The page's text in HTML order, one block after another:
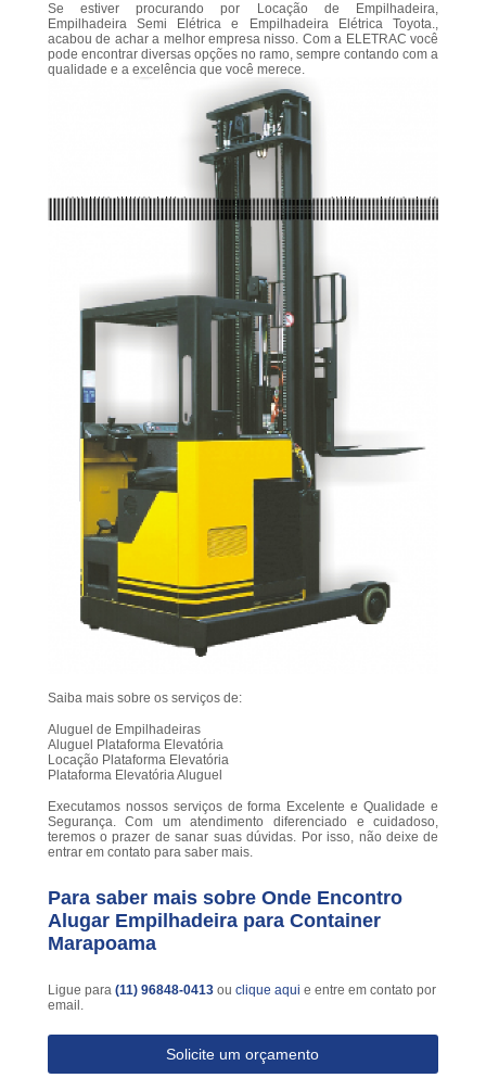
Se estiver procurando por Locação de Empilhadeira,
Empilhadeira Semi Elétrica e Empilhadeira Elétrica Toyota.,
acabou de achar a melhor empresa nisso. Com a ELETRAC você
pode encontrar diversas opções no ramo, sempre contando com a
qualidade e a excelência que você merece.
Saiba mais sobre os serviços de:
Aluguel de Empilhadeiras
Aluguel Plataforma Elevatória
Locação Plataforma Elevatória
Plataforma Elevatória Aluguel
Executamos nossos serviços de forma Excelente e Qualidade e
Segurança. Com um atendimento diferenciado e cuidadoso,
teremos o prazer de sanar suas dúvidas. Por isso, não deixe de
entrar em contato para saber mais.
Para saber mais sobre Onde Encontro
Alugar Empilhadeira para Container
Marapoama
Ligue para (11) 96848-0413 ou clique aqui e entre em contato por
email.
Solicite um orçamento